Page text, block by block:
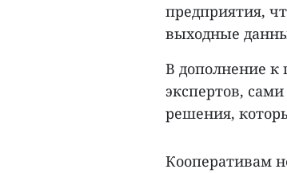
предприятия,
выходные
В дополнение к
экспертов,
решения,
Кооперативам